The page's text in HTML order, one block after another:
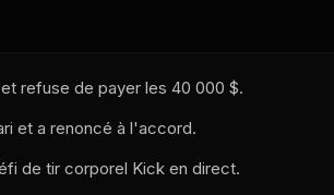
refuse de payer les 40 000 $.
et a renoncé à l'accord.
de tir corporel Kick en direct.